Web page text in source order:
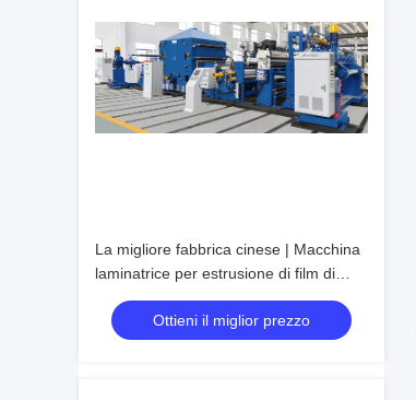
La migliore fabbrica cinese | Macchina
laminatrice per estrusione di film di
laminazione
Ottieni il miglior prezzo